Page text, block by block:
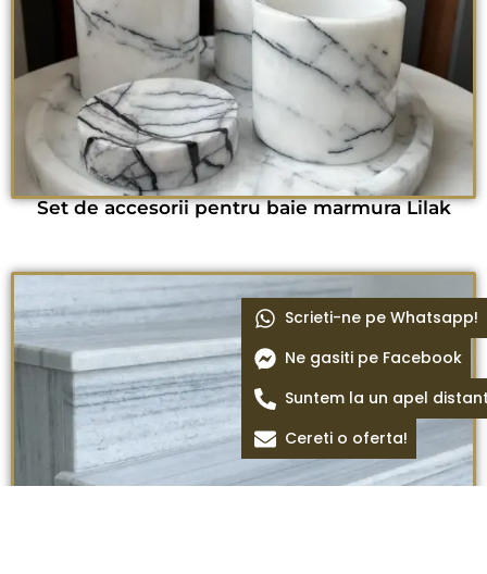
Set de accesorii pentru baie marmura Lilak
Scrieti-ne pe Whatsapp!
Ne gasiti pe Facebook
Suntem la un apel
Cereti o oferta!